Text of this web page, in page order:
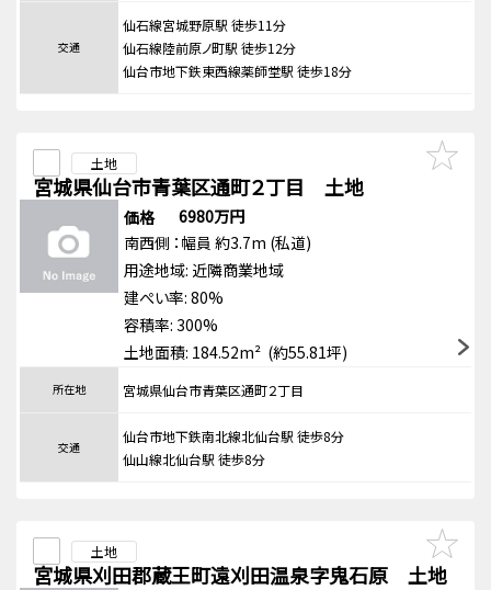
交通
仙石線宮城野原駅 徒歩11分
仙石線陸前原ノ町駅 徒歩12分
仙台市地下鉄東西線薬師堂駅 徒歩18分
土地
宮城県仙台市青葉区通町２丁目 土地
価格
6980万円
南西側 ：幅員 約3.7m (私道)
用途地域: 近隣商業地域
建ぺい率: 80%
容積率: 300%
土地面積: 184.52m² (約55.81坪)
所在地 宮城県仙台市青葉区通町２丁目
交通
仙台市地下鉄南北線北仙台駅 徒歩8分
仙山線北仙台駅 徒歩8分
土地
宮城県刈田郡蔵王町遠刈田温泉字鬼石原 土地